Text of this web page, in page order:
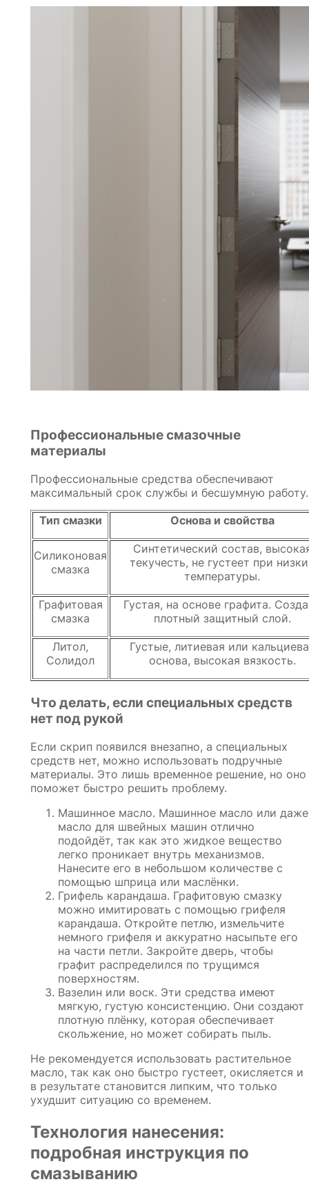
Профессиональные смазочные
материалы
Профессиональные средства обеспечивают
максимальный срок службы и бесшумную работу.
Тип смазки
Основа и свойства
Силиконовая
смазка
Синтетический состав,
текучесть, не густеет при
температуры.
Графитовая
смазка
Густая, на основе графита.
плотный защитный слой.
Литол,
Солидол
Густые, литиевая или
основа, высокая вязкость.
Что делать, если специальных средств
нет под рукой
Если скрип появился внезапно, а специальных
средств нет, можно использовать подручные
материалы. Это лишь временное решение, но оно
поможет быстро решить проблему.
Машинное масло. Машинное масло или даже
масло для швейных машин отлично
подойдёт, так как это жидкое вещество
легко проникает внутрь механизмов.
Нанесите его в небольшом количестве с
помощью шприца или маслёнки.
Грифель карандаша. Графитовую смазку
можно имитировать с помощью грифеля
карандаша. Откройте петлю, измельчите
немного грифеля и аккуратно насыпьте его
на части петли. Закройте дверь, чтобы
графит распределился по трущимся
поверхностям.
Вазелин или воск. Эти средства имеют
мягкую, густую консистенцию. Они создают
плотную плёнку, которая обеспечивает
скольжение, но может собирать пыль.
Не рекомендуется использовать растительное
масло, так как оно быстро густеет, окисляется и
в результате становится липким, что только
ухудшит ситуацию со временем.
Технология нанесения:
подробная инструкция по
смазыванию